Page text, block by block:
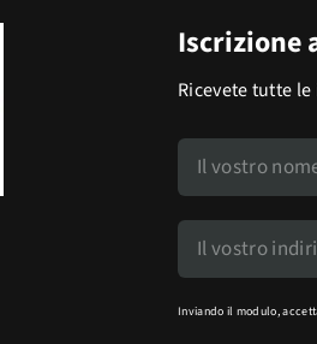
Iscrizione
Ricevete tutte
Inviando il modulo,